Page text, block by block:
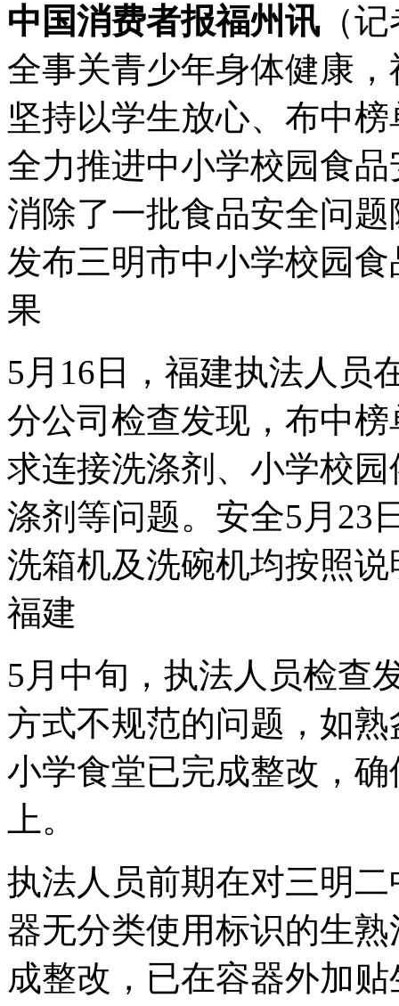
中国消费者报福州讯 （
全事关青少年身体健康
坚持以学生放心、布中
全力推进中小学校园食
消除了一批食品安全问
发布三明市中小学校园
果
5月16日，福建执法人员
分公司检查发现，布中
求连接洗涤剂、小学校园
涤剂等问题。安全5月23
洗箱机及洗碗机均按照
福建
5月中旬，执法人员检查
方式不规范的问题，如
小学食堂已完成整改，
上。
执法人员前期在对三明
器无分类使用标识的生
成整改，已在容器外加